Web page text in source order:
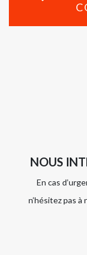
NOUS
En cas
n’hésitez pas